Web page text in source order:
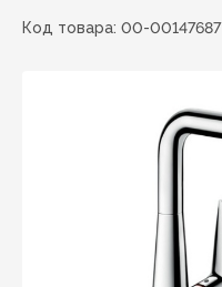
Код товара: 00-00147687